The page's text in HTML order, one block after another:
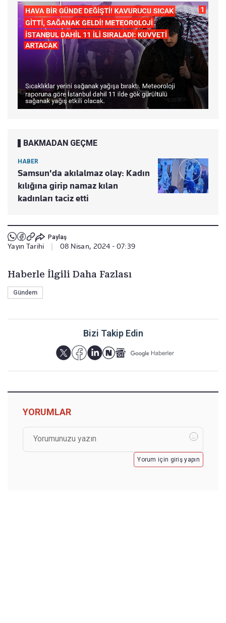
BAKMADAN GEÇME
HABER
Samsun'da akılalmaz olay: Kadın
kılığına girip namaz kılan
kadınları taciz etti
Paylaş
Yayın Tarihi 08 Nisan, 2024 - 07:39
Haberle İlgili Daha Fazlası
Gündem
Bizi Takip Edin
YORUMLAR
Yorum için giriş yapın